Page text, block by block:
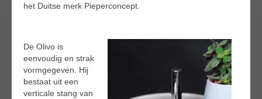
het Duitse merk Pieperconcept.
De Olivo is
eenvoudig en strak
vormgegeven. Hij
bestaat uit een
verticale stang van